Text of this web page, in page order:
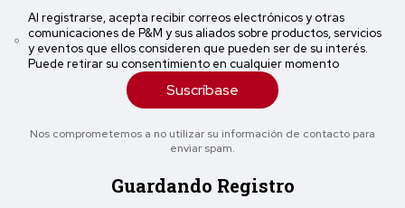
Al registrarse, acepta recibir correos electrónicos y otras
comunicaciones de P&M y sus aliados sobre productos, servicios
y eventos que ellos consideren que pueden ser de su interés.
Puede retirar su consentimiento en cualquier momento
Suscríbase
Nos comprometemos a no utilizar su información de contacto para
enviar spam.
Guardando Registro